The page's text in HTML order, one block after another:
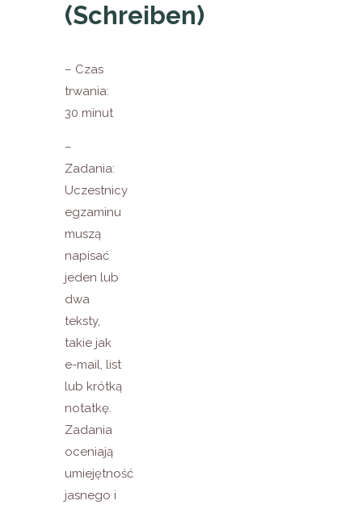
(Schreiben)
– Czas
trwania:
30 minut
–
Zadania:
Uczestnicy
egzaminu
muszą
napisać
jeden lub
dwa
teksty,
takie jak
e-mail, list
lub krótką
notatkę.
Zadania
oceniają
umiejętność
jasnego i